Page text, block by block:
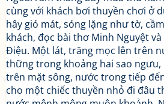
cùng với khách bơi thuyền chơi ở
hây gió mát, sóng lặng như tờ,
khách, đọc bài thơ Minh Nguyệt
Điệu. Một lát, trăng mọc lên trên
thững trong khoảng hai sao
trên mặt sông, nước trong tiếp
cho một chiếc thuyền nhỏ đi đâu